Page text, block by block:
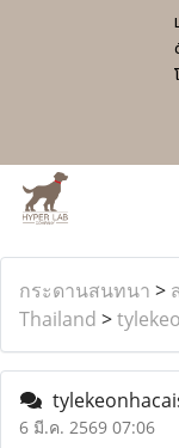
กระดานสนทนา >
Thailand >
6 มี.ค. 2569 07:06